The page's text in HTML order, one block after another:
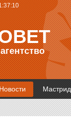
Новости Мастрид